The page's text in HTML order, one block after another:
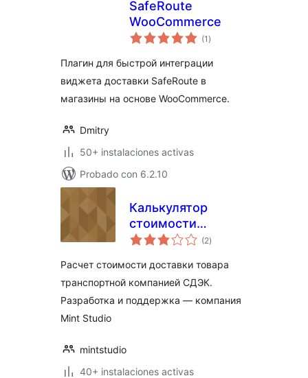
SafeRoute
WooCommerce
(1 total
de
)
Плагин для быстрой интеграции
виджета доставки SafeRoute в
магазины на основе WooCommerce.
Dmitry
50+ instalaciones activas
Probado con 6.2.10
Калькулятор
стоимости
доставки СДЭК
(2total
de
)
Расчет стоимости доставки товара
транспортной компанией СДЭК.
Разработка и поддержка — компания
Mint Studio
mintstudio
40+ instalaciones activas